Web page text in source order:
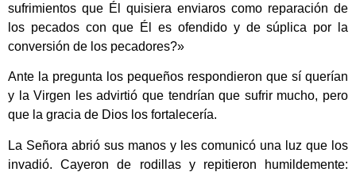
sufrimientos que Él quisiera enviaros como reparación de
los pecados con que Él es ofendido y de súplica por la
conversión de los pecadores?»
Ante la pregunta los pequeños respondieron que sí querían
y la Virgen les advirtió que tendrían que sufrir mucho, pero
que la gracia de Dios los fortalecería.
La Señora abrió sus manos y les comunicó una luz que los
invadió. Cayeron de rodillas y repitieron humildemente: